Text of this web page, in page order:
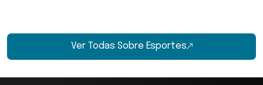
Ver Todas Sobre Esportes